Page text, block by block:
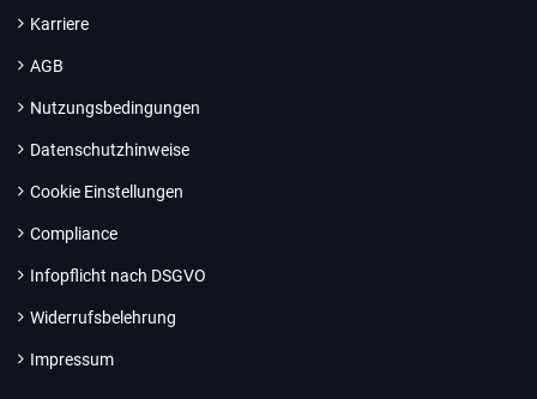
Karriere
AGB
Nutzungsbedingungen
Datenschutzhinweise
Cookie Einstellungen
Compliance
Infopflicht nach DSGVO
Widerrufsbelehrung
Impressum